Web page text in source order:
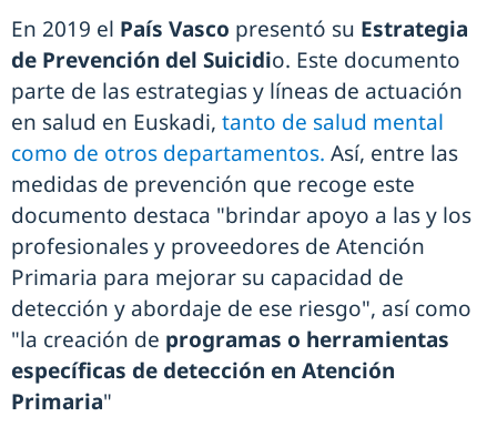
En 2019 el País Vasco presentó su Estrategia
de Prevención del Suicidio. Este documento
parte de las estrategias y líneas de actuación
en salud en Euskadi, tanto de salud mental
como de otros departamentos. Así, entre las
medidas de prevención que recoge este
documento destaca "brindar apoyo a las y los
profesionales y proveedores de Atención
Primaria para mejorar su capacidad de
detección y abordaje de ese riesgo", así como
"la creación de programas o herramientas
específicas de detección en Atención
Primaria"